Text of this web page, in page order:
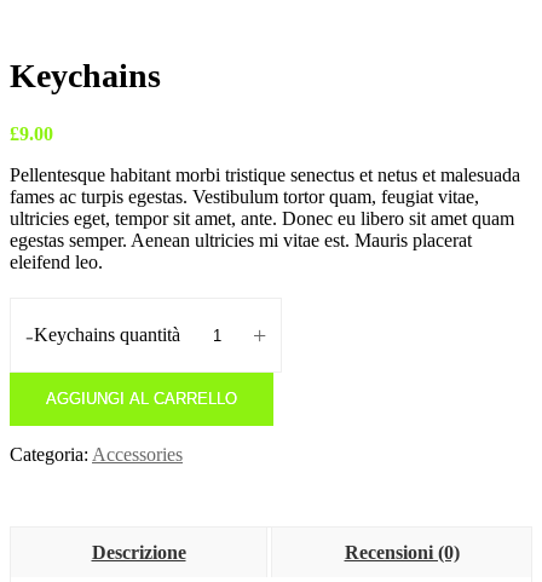
Keychains
£9.00
Pellentesque habitant morbi tristique senectus et netus et malesuada
fames ac turpis egestas. Vestibulum tortor quam, feugiat vitae,
ultricies eget, tempor sit amet, ante. Donec eu libero sit amet quam
egestas semper. Aenean ultricies mi vitae est. Mauris placerat
eleifend leo.
-Keychains quantità +
AGGIUNGI AL CARRELLO
Categoria: Accessories
Descrizione
Recensioni (0)